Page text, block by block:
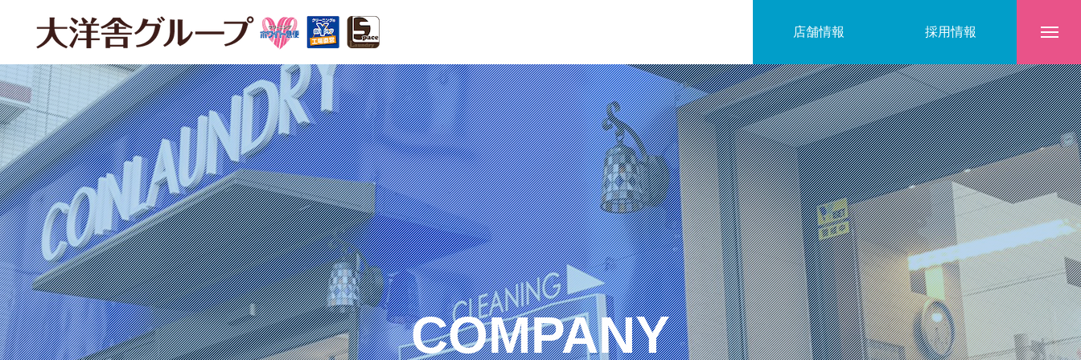
店舗情報 採用情報
COMPANY